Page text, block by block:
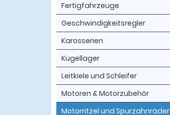
Fertigfahrzeuge
Geschwindigkeitsregler
Karosserien
Kugellager
Leitkiele und Schleifer
Motoren & Motorzubehör
Motorritzel und Spurzahnräder